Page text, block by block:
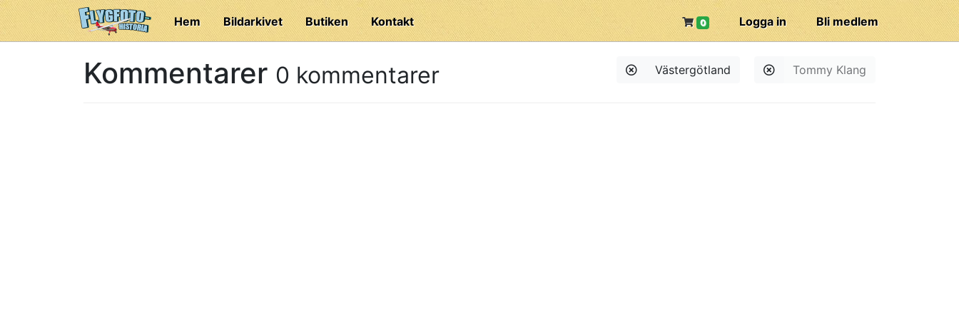
Hem Bildarkivet Butiken Kontakt Bli medlem
Logga in
0
Tommy Klang
Västergötland
Kommentarer 0 kommentarer